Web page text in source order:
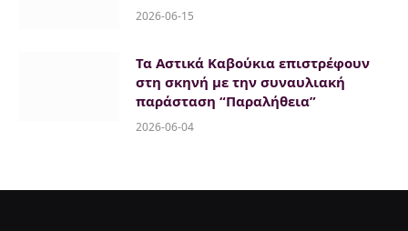
2026-06-15
Τα Αστικά Καβούκια επιστρέφουν
στη σκηνή με την συναυλιακή
παράσταση “Παραλήθεια”
2026-06-04